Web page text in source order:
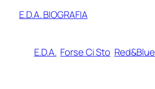
E.D.A. BIOGRAFIA
E.D.A. Forse Ci Sto Red&Blue